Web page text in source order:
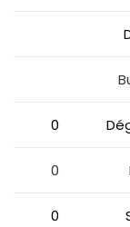
0
0
0